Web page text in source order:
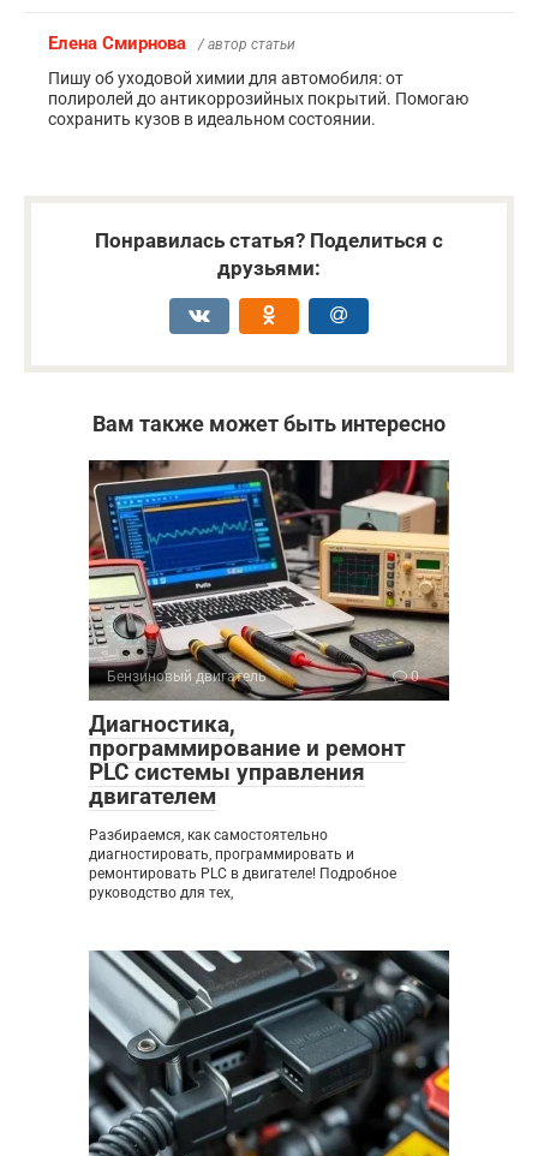
Елена Смирнова / автор статьи
Пишу об уходовой химии для автомобиля: от
полиролей до антикоррозийных покрытий. Помогаю
сохранить кузов в идеальном состоянии.
Понравилась статья? Поделиться с
друзьями:
Вам также может быть интересно
Бензиновый двигатель 0
Диагностика,
программирование и ремонт
PLC системы управления
двигателем
Разбираемся, как самостоятельно
диагностировать, программировать и
ремонтировать PLC в двигателе! Подробное
руководство для тех,